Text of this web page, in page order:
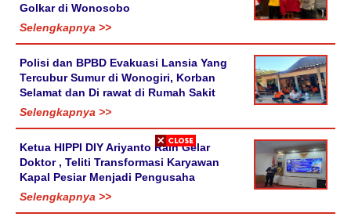
Golkar di Wonosobo
Selengkapnya >>
Polisi dan BPBD Evakuasi Lansia Yang
Tercubur Sumur di Wonogiri, Korban
Selamat dan Di rawat di Rumah Sakit
Selengkapnya >>
Ketua HIPPI DIY Ariyanto Raih Gelar
Doktor , Teliti Transformasi Karyawan
Kapal Pesiar Menjadi Pengusaha
Selengkapnya >>